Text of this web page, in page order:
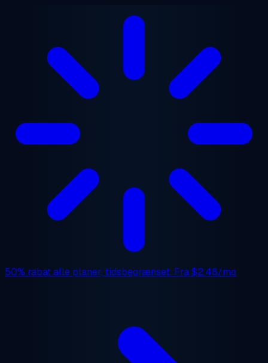
50% rabatalle planer, tidsbegrænset. Fra$2.48/mo